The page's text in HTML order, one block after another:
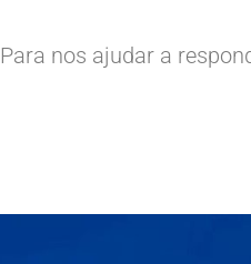
Para nos ajudar a